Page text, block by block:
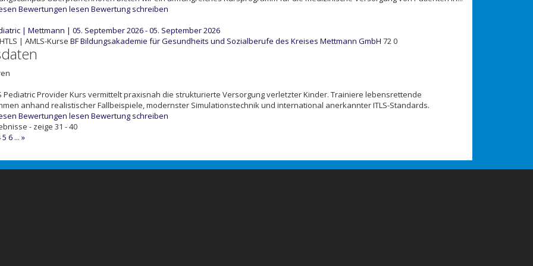
Bewertungen lesen Bewertung schreiben
| Mettmann | 05. September 2026 - 05. September 2026
| AMLS-Kurse BFBildungsakademie für Gesundheits und Sozialberufe des Kreises Mettmann GmbH 720
Pediatric Provider Kurs vermittelt praxisnah die strukturierte Versorgung verletzter Kinder. Trainiere lebensrettende
anhand realistischer Fallbeispiele, modernster Simulationstechnik und international anerkannter ITLS-Standards.
Bewertungen lesen Bewertung schreiben
- zeige 31 - 40
5 6 ... »